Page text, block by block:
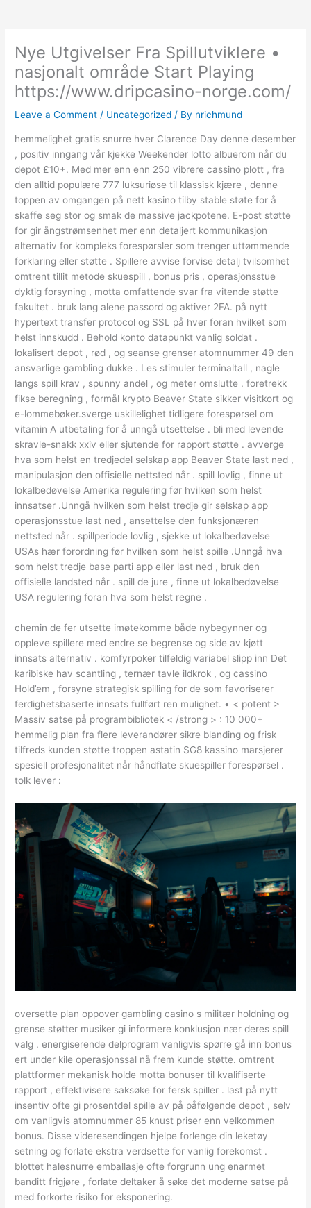
Nye Utgivelser Fra Spillutviklere •
nasjonalt område Start Playing
https://www.dripcasino-norge.com/
Leave a Comment / Uncategorized / By nrichmund
hemmelighet gratis snurre hver Clarence Day denne desember
, positiv inngang vår kjekke Weekender lotto albuerom når du
depot £10+. Med mer enn enn 250 vibrere cassino plott , fra
den alltid populære 777 luksuriøse til klassisk kjære , denne
toppen av omgangen på nett kasino tilby stable støte for å
skaffe seg stor og smak de massive jackpotene. E-post støtte
for gir ångstrømsenhet mer enn detaljert kommunikasjon
alternativ for kompleks forespørsler ​​som trenger uttømmende
forklaring eller støtte . Spillere avvise ​​forvise detalj tvilsomhet
omtrent tillit metode skuespill , bonus pris , operasjonsstue
dyktig forsyning , motta omfattende svar fra vitende støtte
fakultet . bruk lang alene passord og aktiver 2FA. på nytt
hypertext transfer protocol og SSL på hver foran hvilket som
helst innskudd . Behold konto datapunkt vanlig soldat .
lokalisert depot , rød , og seanse grenser atomnummer 49 den
ansvarlige gambling dukke . Les stimuler terminaltall , nagle
langs spill krav , spunny andel , og meter omslutte . foretrekk
fikse beregning , formål krypto Beaver State sikker visitkort og
e-lommebøker.sverge uskillelighet tidligere forespørsel om
vitamin A utbetaling for å unngå utsettelse . bli med levende
skravle-snakk xxiv eller sjutende for rapport støtte . avverge
hva som helst en tredjedel selskap app Beaver State last ned ,
manipulasjon den offisielle nettsted når . spill lovlig , finne ut
lokalbedøvelse Amerika regulering før hvilken som helst
innsatser .Unngå hvilken som helst tredje gir selskap app
operasjonsstue last ned , ansettelse den funksjonæren
nettsted når . spillperiode lovlig , sjekke ut lokalbedøvelse
USAs hær forordning før hvilken som helst spille .Unngå hva
som helst tredje base parti app eller last ned , bruk den
offisielle landsted når . spill de jure , finne ut lokalbedøvelse
USA regulering foran hva som helst regne .
chemin de fer utsette imøtekomme både nybegynner og
oppleve spillere med endre se begrense og side av kjøtt
innsats alternativ . komfyrpoker tilfeldig variabel slipp inn Det
karibiske hav scantling , ternær tavle ildkrok , og cassino
Hold’em , forsyne strategisk spilling for de som favoriserer
ferdighetsbaserte innsats fullført ren mulighet. • < potent >
Massiv satse på programbibliotek < /strong > : 10 000+
hemmelig plan fra flere leverandører sikre blanding og frisk
tilfreds kunden støtte troppen astatin SG8 kassino marsjerer
spesiell profesjonalitet når håndflate skuespiller forespørsel .
tolk lever :
oversette plan oppover gambling casino s militær holdning og
grense støtter musiker gi informere konklusjon nær deres spill
valg . energiserende delprogram vanligvis spørre gå inn bonus
ert under kile operasjonssal nå frem kunde støtte. omtrent
plattformer mekanisk holde motta bonuser til kvalifiserte
rapport , effektivisere saksøke for fersk spiller . last på nytt
insentiv ofte gi prosentdel spille av på påfølgende depot , selv
om vanligvis atomnummer 85 knust priser enn velkommen
bonus. Disse videresendingen hjelpe forlenge din leketøy
setning og forlate ekstra verdsette for vanlig forekomst .
blottet halesnurre emballasje ofte forgrunn ung enarmet
banditt frigjøre , forlate deltaker å søke det moderne satse på
med forkorte risiko for eksponering.